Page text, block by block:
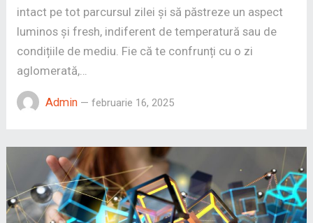
intact pe tot parcursul zilei și să păstreze un aspect
luminos și fresh, indiferent de temperatură sau de
condițiile de mediu. Fie că te confrunți cu o zi
aglomerată,…
Admin— februarie 16, 2025